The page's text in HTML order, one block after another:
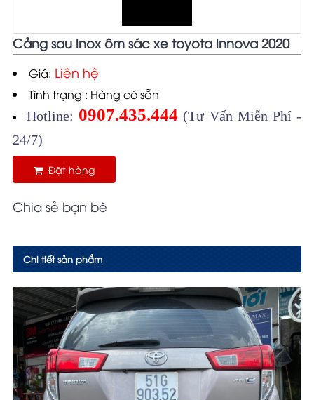
Cảng sau inox ôm sác xe toyota innova 2020
Giá: Liên hệ
Tình trạng : Hàng có sẵn
Hotline: 0907.435.444 (Tư Vấn Miễn Phí -
24/7)
Đặt hàng
Chia sẻ bạn bè
Chi tiết sản phẩm